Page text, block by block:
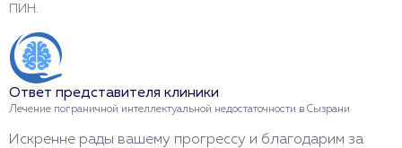
ПИН.
Ответ представителя клиники
Лечение пограничной интеллектуальной недостаточности в Сызрани
Искренне рады вашему прогрессу и благодарим за